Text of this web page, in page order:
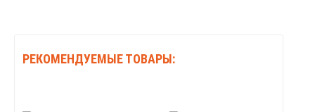
РЕКОМЕНДУЕМЫЕ ТОВАРЫ: